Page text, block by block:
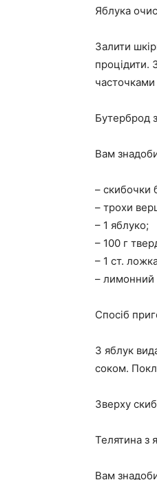
Яблука
Залити
процідити.
Бутерброд
Вам
– скибочки
– трохи
– 1 яблуко;
– 100 г
– 1 ст.
– лимонний
Спосіб
З яблук
соком.
Зверху
Телятина з
Вам